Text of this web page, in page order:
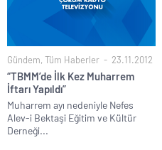
Gündem, Tüm Haberler 23.11.2012
“TBMM’de İlk Kez Muharrem
İftarı Yapıldı”
Muharrem ayı nedeniyle Nefes
Alev-i Bektaşi Eğitim ve Kültür
Derneği...